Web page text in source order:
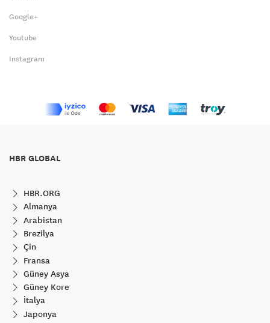
Google+
Youtube
Instagram
HBR GLOBAL
HBR.ORG
Almanya
Arabistan
Brezilya
Çin
Fransa
Güney Asya
Güney Kore
İtalya
Japonya